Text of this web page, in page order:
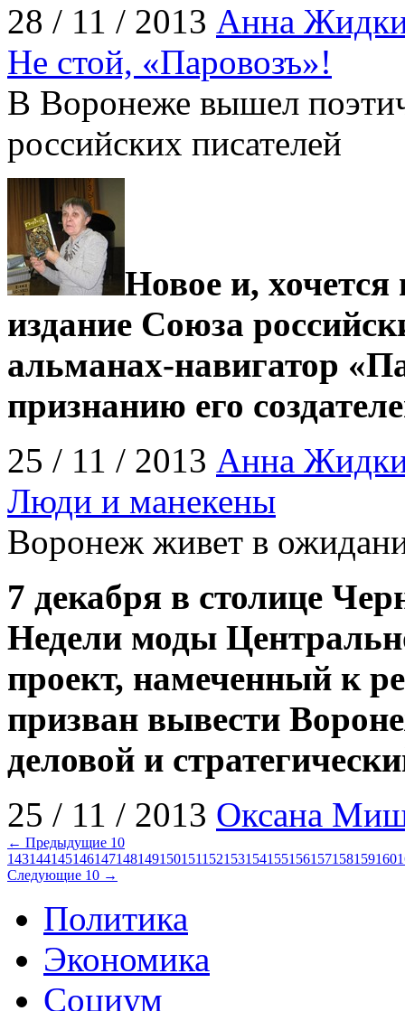
28 / 11 / 2013 Анна
Не стой, «Паровозъ»!
В Воронеже вышел
российских писателей
Новое и,
издание Союза
альманах-навигатор
признанию его
25 / 11 / 2013 Анна
Люди и манекены
Воронеж живет в
7 декабря в столице
Недели моды
проект, намеченный к
призван вывести
деловой и
25 / 11 / 2013 Оксана
← Предыдущие 10
143144145146147148149150151152153154155156157158159160
Следующие 10 →
Политика
Экономика
Социум